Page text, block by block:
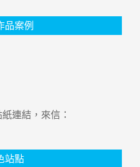
品案例
連結，來信：
站點